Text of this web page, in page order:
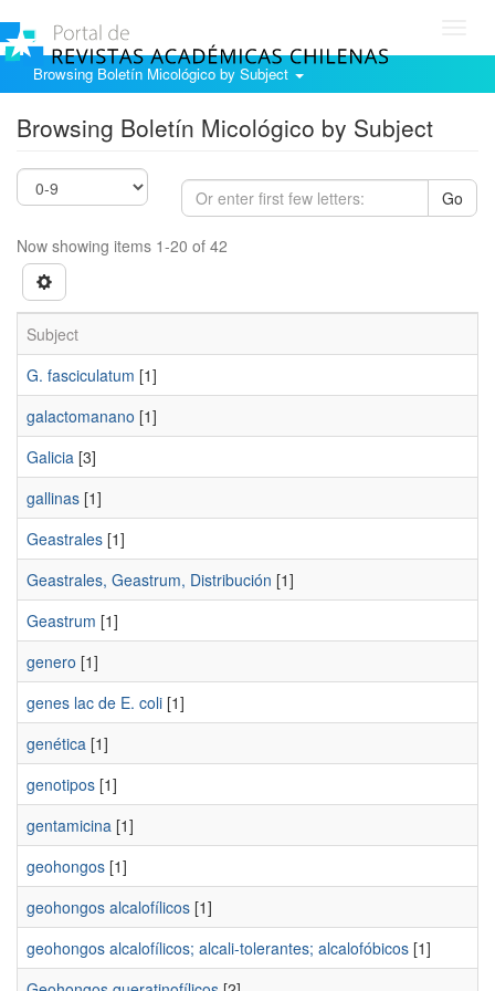
Browsing Boletín Micológico by Subject
Browsing Boletín Micológico by Subject
Go
Now showing items 1-20 of 42
Subject
G. fasciculatum [1]
galactomanano [1]
Galicia [3]
gallinas [1]
Geastrales [1]
Geastrales, Geastrum, Distribución [1]
Geastrum [1]
genero [1]
genes lac de E. coli [1]
genética [1]
genotipos [1]
gentamicina [1]
geohongos [1]
geohongos alcalofílicos [1]
geohongos alcalofílicos; alcali-tolerantes; alcalofóbicos [1]